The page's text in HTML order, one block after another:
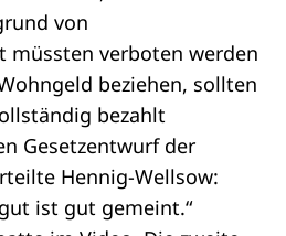
von
müssten verboten werden
beziehen, sollten
bezahlt
Gesetzentwurfder
Hennig-Wellsow:
ist gut gemeint.“